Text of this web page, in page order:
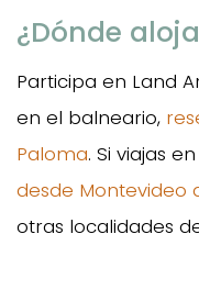
¿Dónde
Participa en Land
en el balneario,
Paloma. Si viajas
desde Montevideo
otras localidades